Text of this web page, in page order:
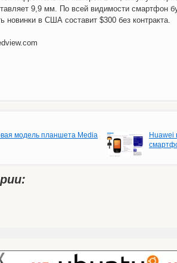
9,9 мм. По всей видимости смартфон
новинки в США составит $300 без контракта.
модель планшета Media
Huawei